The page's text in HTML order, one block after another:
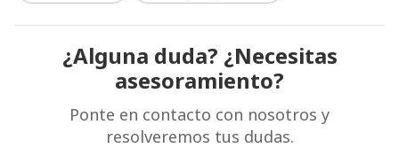
¿Alguna duda? ¿Necesitas
asesoramiento?
Ponte en contacto con nosotros y
resolveremos tus dudas.